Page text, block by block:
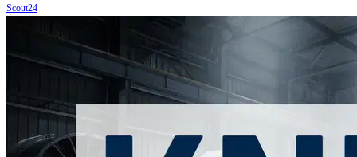
Scout24